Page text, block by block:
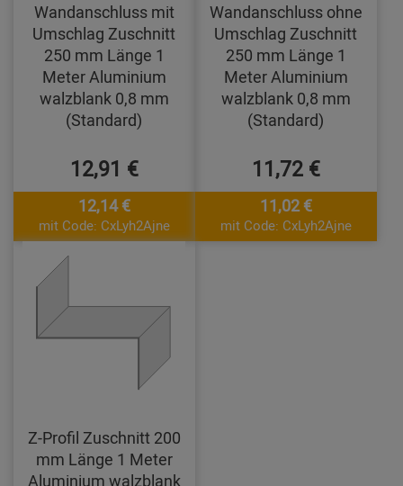
Wandanschluss mit
Umschlag Zuschnitt
250 mm Länge 1
Meter Aluminium
walzblank 0,8 mm
(Standard)
12,91 €
12,14 €
mit Code: CxLyh2Ajne
Wandanschluss ohne
Umschlag Zuschnitt
250 mm Länge 1
Meter Aluminium
walzblank 0,8 mm
(Standard)
11,72 €
11,02 €
mit Code: CxLyh2Ajne
Z-Profil Zuschnitt 200
mm Länge 1 Meter
Aluminium walzblank